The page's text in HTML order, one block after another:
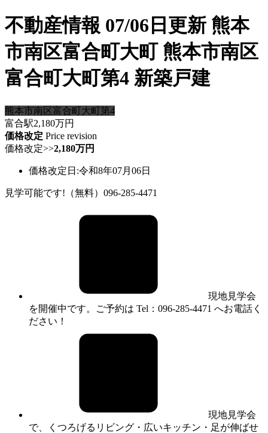
不動産情報 07/06日更新 熊本
市南区富合町大町 熊本市南区
富合町大町第4 新築戸建
熊本市南区富合町大町第4
富合駅2,180万円
価格改定 Price revision
価格改定>>2,180万円
価格改定日:令和8年07月06日
見学可能です!（無料）096-285-4471
現地見学会
を開催中です。ご予約は Tel：096-285-4471 へお電話く
ださい！
現地見学会
で、くつろげるリビング・広いキッチン・足が伸ばせ